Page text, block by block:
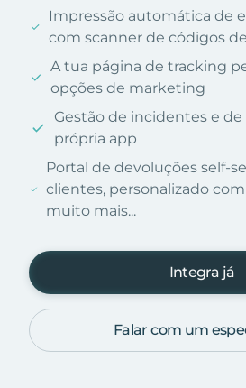
Impressão automática de
com scanner de códigos
A tua página de tracking
opções de marketing
Gestão de incidentes e
própria app
Portal de devoluções self-
clientes, personalizado
muito mais...
Integra já
Falar com um